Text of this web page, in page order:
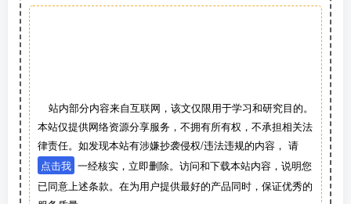
站内部分内容来自互联网，该文仅限用于学习和研究目的。
本站仅提供网络资源分享服务，不拥有所有权，不承担相关法
律责任。如发现本站有涉嫌抄袭侵权/违法违规的内容， 请
点击我 一经核实，立即删除。访问和下载本站内容，说明您
已同意上述条款。在为用户提供最好的产品同时，保证优秀的